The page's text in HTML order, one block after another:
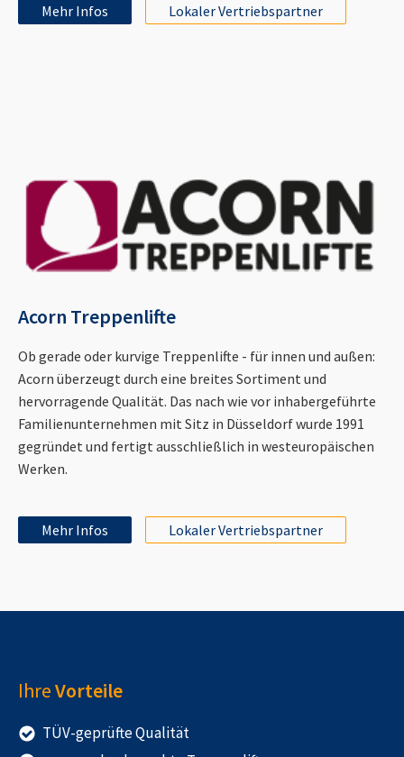
Mehr Infos Lokaler Vertriebspartner
Acorn Treppenlifte
Ob gerade oder kurvige Treppenlifte - für innen und außen:
Acorn überzeugt durch eine breites Sortiment und
hervorragende Qualität. Das nach wie vor inhabergeführte
Familienunternehmen mit Sitz in Düsseldorf wurde 1991
gegründet und fertigt ausschließlich in westeuropäischen
Werken.
Mehr Infos Lokaler Vertriebspartner
IhreVorteile
TÜV-geprüfte Qualität